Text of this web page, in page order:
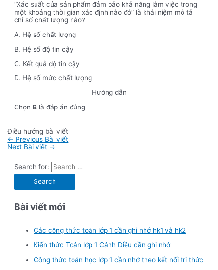
“Xác suất của sản phẩm đảm bảo khả năng làm việc trong
một khoảng thời gian xác định nào đó” là khái niệm mô tả
chỉ số chất lượng nào?
A. Hệ số chất lượng
B. Hệ số độ tin cậy
C. Kết quả độ tin cậy
D. Hệ số mức chất lượng
Hướng dẫn
ChọnB là đáp án đúng
Điều hướng bài viết
← Previous Bài viết
Next Bài viết →
Search for:
Bài viết mới
Các công thức toán lớp 1 cần ghi nhớ hk1 và hk2
Kiến thức Toán lớp 1 Cánh Diều cần ghi nhớ
Công thức toán học lớp 1 cần nhớ theo kết nối tri thức